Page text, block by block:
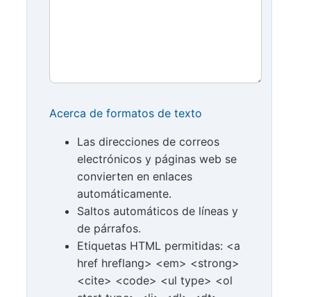
Acerca de formatos de texto
Las direcciones de correos
electrónicos y páginas web se
convierten en enlaces
automáticamente.
Saltos automáticos de líneas y
de párrafos.
Etiquetas HTML permitidas: <a
href hreflang> <em> <strong>
<cite> <code> <ul type> <ol